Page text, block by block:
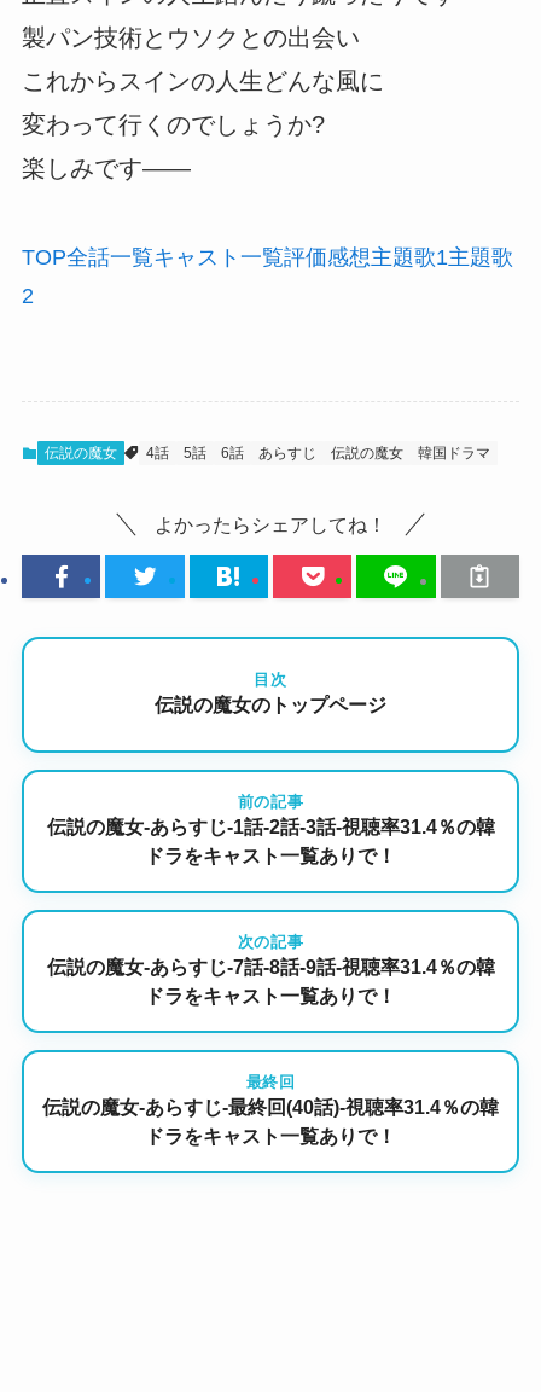
製パン技術とウソクとの出会い
これからスインの人生どんな風に
変わって行くのでしょうか?
楽しみです――
TOP全話一覧キャスト 一覧評価感想主題歌1主題歌
2
伝説の魔女 4話 5話 6話 あらすじ 伝説の魔女 韓国ドラマ
よかったらシェアしてね！
目次
伝説の魔女のトップページ
前の記事
伝説の魔女-あらすじ-1話-2話-3話-視聴率31.4％の韓
ドラをキャスト一覧ありで！
次の記事
伝説の魔女-あらすじ-7話-8話-9話-視聴率31.4％の韓
ドラをキャスト一覧ありで！
最終回
伝説の魔女-あらすじ-最終回(40話)-視聴率31.4％の韓
ドラをキャスト一覧ありで！